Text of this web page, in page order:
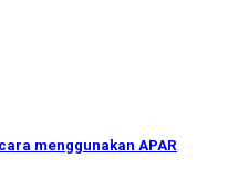
menggunakan APAR